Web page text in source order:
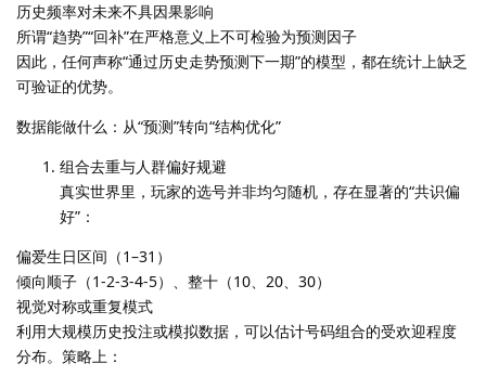
历史频率对未来不具因果影响
所谓“趋势”“回补”在严格意义上不可检验为预测因子
因此，任何声称“通过历史走势预测下一期”的模型，都在统计上缺乏
可验证的优势。
数据能做什么：从“预测”转向“结构优化”
组合去重与人群偏好规避
真实世界里，玩家的选号并非均匀随机，存在显著的“共识偏
好”：
偏爱生日区间（1–31）
倾向顺子（1-2-3-4-5）、整十（10、20、30）
视觉对称或重复模式
利用大规模历史投注或模拟数据，可以估计号码组合的受欢迎程度
分布。策略上：